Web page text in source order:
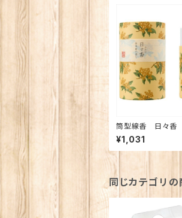
筒型線香 日々香
り 【お線香】
¥1,031
同じカテゴリの